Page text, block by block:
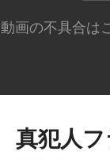
動画の不具合は
真犯人